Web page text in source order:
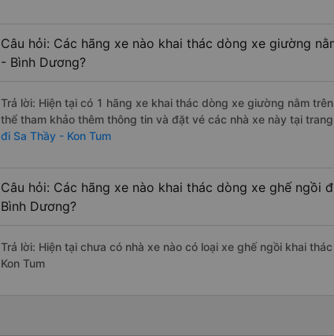
Câu hỏi: Các hãng xe nào khai thác dòng xe giường
- Bình Dương?
Trả lời: Hiện tại có 1 hãng xe khai thác dòng xe giường nằm
thể tham khảo thêm thông tin và đặt vé các nhà xe này tại
đi Sa Thầy - Kon Tum
Câu hỏi: Các hãng xe nào khai thác dòng xe ghế ngồi
Bình Dương?
Trả lời: Hiện tại chưa có nhà xe nào có loại xe ghế ngồi khai
Kon Tum